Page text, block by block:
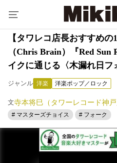
【タワレコ店長おすすめ
（Chris Brain）『Red
イクに通じる〈木漏れ日フ
ジャンル 洋楽 洋楽ポップ／ロック
文寺本将巳（タワーレコード神戸
# マスターズチョイス # フォーク